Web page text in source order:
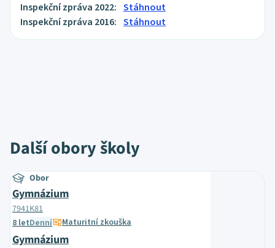
Inspekční zpráva 2022: Stáhnout
Inspekční zpráva 2016: Stáhnout
Další obory školy
Obor
Gymnázium
7941K81
8 letDenní Maturitní zkouška
Gymnázium